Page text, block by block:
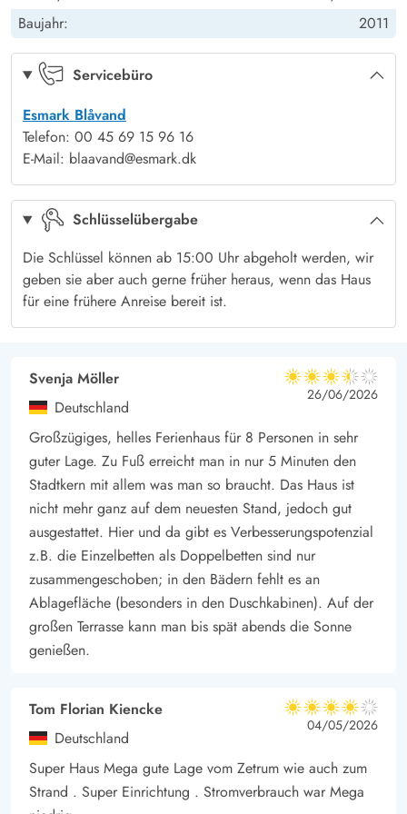
dänischen Westküste.
Baujahr:
2011
Servicebüro
Esmark Blåvand
Telefon: 00 45 69 15 96 16
E-Mail: blaavand@esmark.dk
Schlüsselübergabe
Die Schlüssel können ab 15:00 Uhr abgeholt werden, wir
geben sie aber auch gerne früher heraus, wenn das Haus
für eine frühere Anreise bereit ist.
Svenja Möller
Deutschland
3.5 von 5
3.5 von 5
3.5 out of 5
26/06/2026
Großzügiges, helles Ferienhaus für 8 Personen in sehr
guter Lage. Zu Fuß erreicht man in nur 5 Minuten den
Stadtkern mit allem was man so braucht. Das Haus ist
nicht mehr ganz auf dem neuesten Stand, jedoch gut
ausgestattet. Hier und da gibt es Verbesserungspotenzial
z.B. die Einzelbetten als Doppelbetten sind nur
zusammengeschoben; in den Bädern fehlt es an
Ablagefläche (besonders in den Duschkabinen). Auf der
großen Terrasse kann man bis spät abends die Sonne
genießen.
Tom Florian Kiencke
Deutschland
4 von 5
4 von 5
4 out of 5
04/05/2026
Super Haus Mega gute Lage vom Zetrum wie auch zum
Strand . Super Einrichtung . Stromverbrauch war Mega